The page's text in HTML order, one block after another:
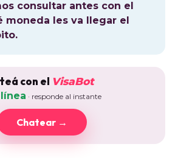
consultar antes con el
moneda les va llegar el
con el VisaBot
· responde al instante
Chatear →